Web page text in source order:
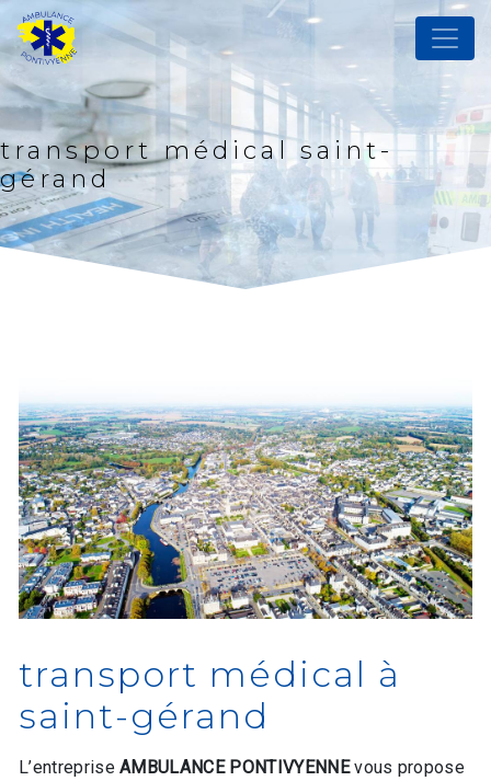
Panneau de gestion des cookies
transport médical saint-
gérand
transport médical à
saint-gérand
L’entrepriseAMBULANCE PONTIVYENNEvous propose